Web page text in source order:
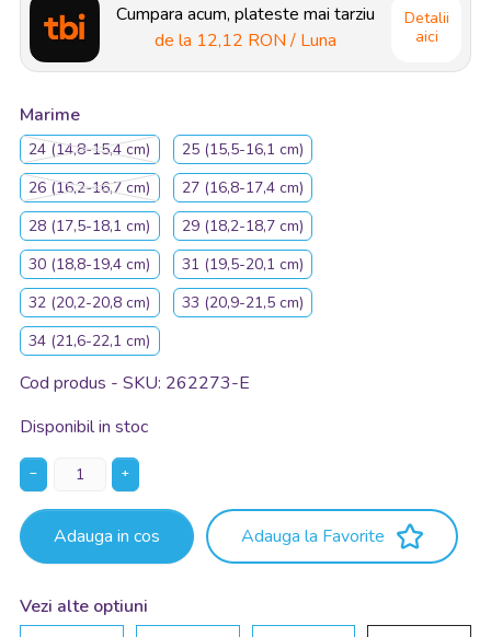
Cumpara acum, plateste mai tarziu
de la 12,12 RON / Luna
Detalii
aici
Marime
24 (14,8-15,4 cm)
25 (15,5-16,1 cm)
26 (16,2-16,7 cm)
27 (16,8-17,4 cm)
28 (17,5-18,1 cm)
29 (18,2-18,7 cm)
30 (18,8-19,4 cm)
31 (19,5-20,1 cm)
32 (20,2-20,8 cm)
33 (20,9-21,5 cm)
34 (21,6-22,1 cm)
Cod produs - SKU 262273-E
Disponibil in stoc
− +
Adauga in cos Adauga la Favorite
Vezi alte optiuni